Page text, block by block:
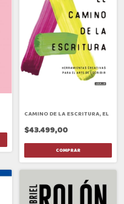
CAMINO DE LA ESCRITURA, EL
$43.499,00